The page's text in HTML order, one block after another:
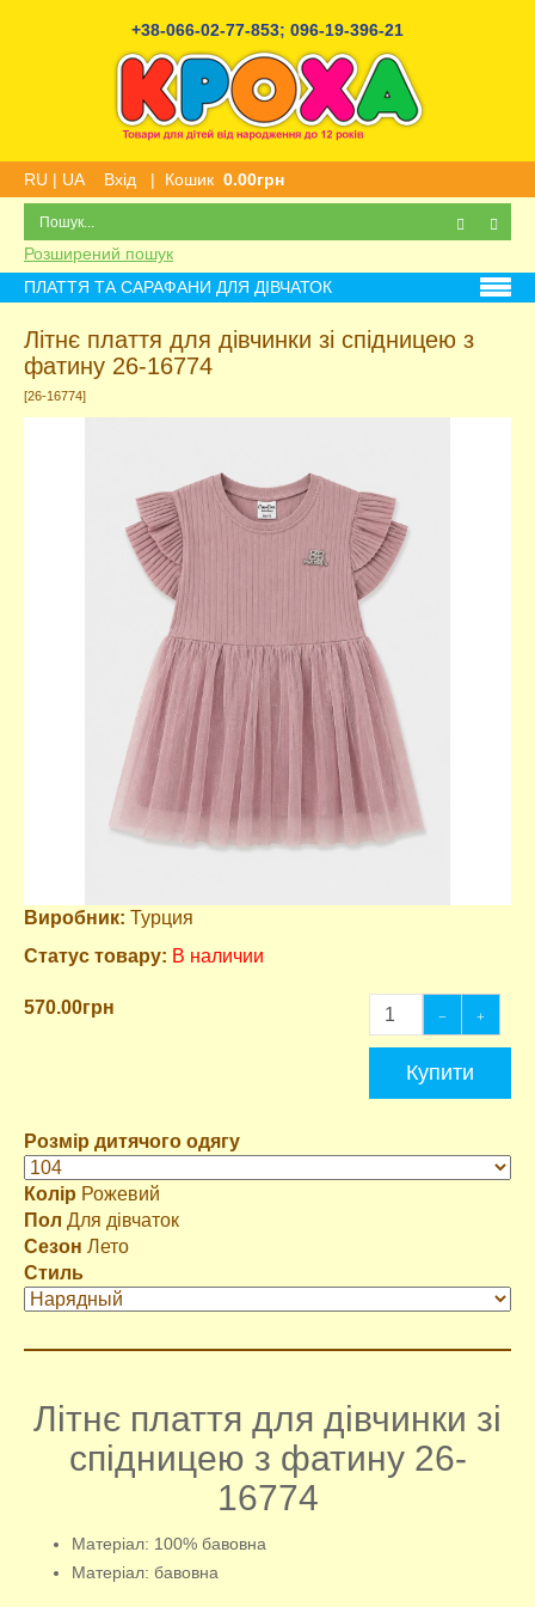
+38-066-02-77-853; 096-19-396-21
RU | UA Вхід | Кошик 0.00грн
Розширений пошук
ПЛАТТЯ ТА САРАФАНИ ДЛЯ ДІВЧАТОК
Літнє плаття для дівчинки зі спідницею з
фатину 26-16774
[26-16774]
Виробник: Турция
Статус товару: В наличии
570.00грн
Купити
Розмір дитячого одягу
Колір Рожевий
Пол Для дівчаток
Сезон Лето
Стиль
Літнє плаття для дівчинки зі
спідницею з фатину 26-
16774
Матеріал: 100% бавовна
Матеріал: бавовна